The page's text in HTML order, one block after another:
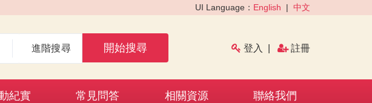
UI Language： English | 中文
進階搜尋 開始搜尋 登入 註冊
紀實 常見問答 相關資源 聯絡我們